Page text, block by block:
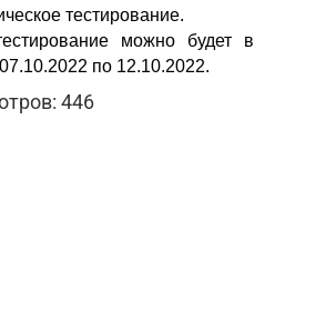
тестирование.
можно будет в
по 12.10.2022.
446